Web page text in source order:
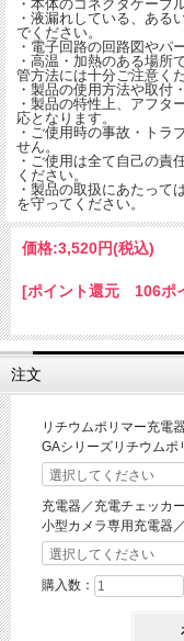
・本体のコネクタケーブ
・液漏れしている、ある
でください。
・電子回路の回路図やパ
・高温・加熱のある場所
管方法には十分ご注意くだ
・製品の使用方法や取付
・製品の特性上、アフタ
応となります。
・ご使用時の事故・トラ
せん。
・ご使用は全て自己の責
ください。
・製品の取扱にあたって
を守ってください。
価格:3,520円(税込)
[ポイント還元 106ポ
注文
リチウムポリマー充電
GAシリーズリチウムポ
充電器／充電チェッカ
小型カメラ専用充電器
購入数：